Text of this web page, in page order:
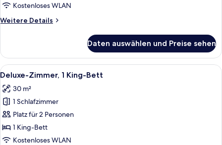
Kostenloses WLAN
Weitere Details
Weitere
(Family)
Daten auswählen und Preise sehen
Alle
Fotos
für
Deluxe-
Zimmer,
1 King-
Bett
Ein modernes Wohnzimmer mit
4
Deluxe-Zimmer, 1 King-Bett
30 m²
1 Schlafzimmer
Platz für 2 Personen
1 King-Bett
Kostenloses WLAN